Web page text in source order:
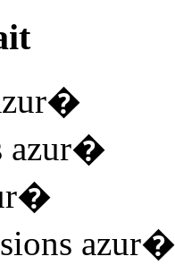
�
azur�
�
azur�